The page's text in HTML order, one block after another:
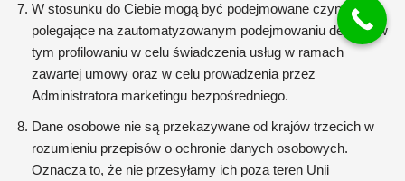
W stosunku do Ciebie mogą być podejmowane czynności
polegające na zautomatyzowanym podejmowaniu decyzji, w
tym profilowaniu w celu świadczenia usług w ramach
zawartej umowy oraz w celu prowadzenia przez
Administratora marketingu bezpośredniego.
Dane osobowe nie są przekazywane od krajów trzecich w
rozumieniu przepisów o ochronie danych osobowych.
Oznacza to, że nie przesyłamy ich poza teren Unii